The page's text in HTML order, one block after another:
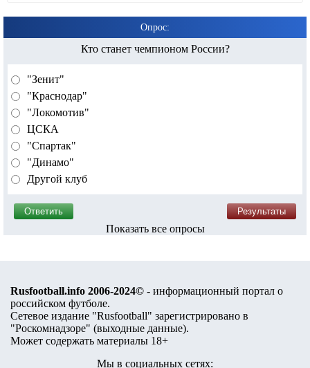
Опрос:
Кто станет чемпионом России?
"Зенит"
"Краснодар"
"Локомотив"
ЦСКА
"Спартак"
"Динамо"
Другой клуб
Показать все опросы
Rusfootball.info 2006-2024© - информационный портал о
российском футболе.
Сетевое издание "Rusfootball" зарегистрировано в
"Роскомнадзоре" (выходные данные).
Может содержать материалы 18+
Мы в социальных сетях: